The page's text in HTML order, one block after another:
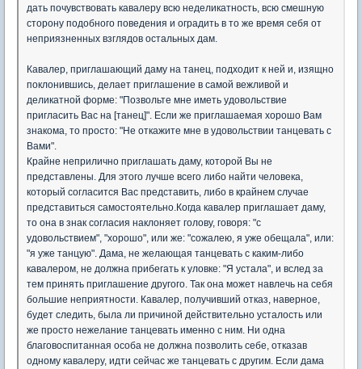
дать почувствовать кавалеру всю неделикатность, всю смешную
сторону подобного поведения и оградить в то же время себя от
неприязненных взглядов остальных дам.
Кавалер, приглашающий даму на танец, подходит к ней и, изящно
поклонившись, делает приглашение в самой вежливой и
деликатной форме: "Позвольте мне иметь удовольствие
пригласить Вас на [танец]". Если же приглашаемая хорошо Вам
знакома, то просто: "Не откажите мне в удовольствии танцевать с
Вами".
Крайне неприлично приглашать даму, которой Вы не
представлены. Для этого лучше всего либо найти человека,
который согласится Вас представить, либо в крайнем случае
представиться самостоятельно.Когда кавалер приглашает даму,
то она в знак согласия наклоняет голову, говоря: "с
удовольствием", "хорошо", или же: "сожалею, я уже обещала", или:
"я уже танцую". Дама, не желающая танцевать с каким-либо
кавалером, не должна прибегать к уловке: "Я устала", и вслед за
тем принять приглашение другого. Так она может навлечь на себя
большие неприятности. Кавалер, получивший отказ, наверное,
будет следить, была ли причиной действительно усталость или
же просто нежелание танцевать именно с ним. Ни одна
благовоспитанная особа не должна позволить себе, отказав
одному кавалеру, идти сейчас же танцевать с другим. Если дама